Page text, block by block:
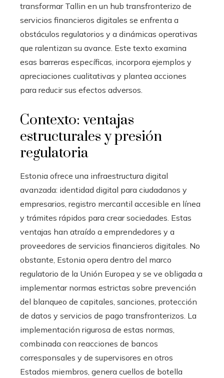
transformar Tallin en un hub transfronterizo de
servicios financieros digitales se enfrenta a
obstáculos regulatorios y a dinámicas operativas
que ralentizan su avance. Este texto examina
esas barreras específicas, incorpora ejemplos y
apreciaciones cualitativas y plantea acciones
para reducir sus efectos adversos.
Contexto: ventajas
estructurales y presión
regulatoria
Estonia ofrece una infraestructura digital
avanzada: identidad digital para ciudadanos y
empresarios, registro mercantil accesible en línea
y trámites rápidos para crear sociedades. Estas
ventajas han atraído a emprendedores y a
proveedores de servicios financieros digitales. No
obstante, Estonia opera dentro del marco
regulatorio de la Unión Europea y se ve obligada a
implementar normas estrictas sobre prevención
del blanqueo de capitales, sanciones, protección
de datos y servicios de pago transfronterizos. La
implementación rigurosa de estas normas,
combinada con reacciones de bancos
corresponsales y de supervisores en otros
Estados miembros, genera cuellos de botella